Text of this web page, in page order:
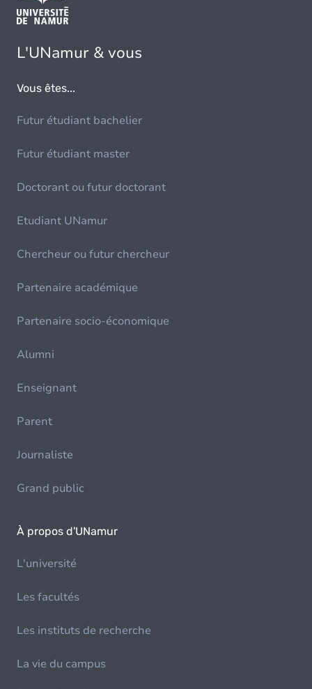
L'UNamur & vous
Vous êtes...
Futur étudiant bachelier
Futur étudiant master
Doctorant ou futur doctorant
Etudiant UNamur
Chercheur ou futur chercheur
Partenaire académique
Partenaire socio-économique
Alumni
Enseignant
Parent
Journaliste
Grand public
À propos d'UNamur
L'université
Les facultés
Les instituts de recherche
La vie du campus